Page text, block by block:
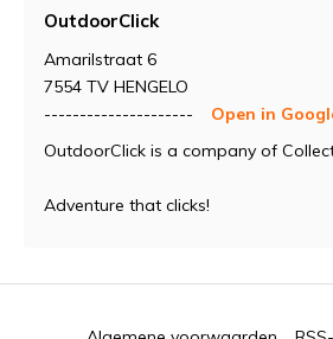
OutdoorClick
Amarilstraat 6
7554 TV HENGELO
---------------------
Open in
OutdoorClick is a company of
Adventure that clicks!